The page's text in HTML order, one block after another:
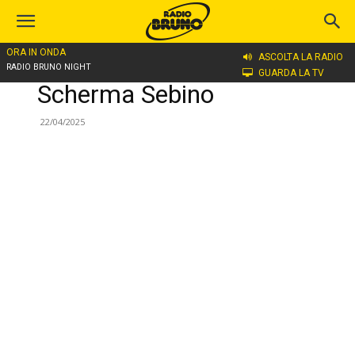
ORA IN ONDA
RADIO BRUNO NIGHT
ASCOLTA LA RADIO
GUARDA LA TV
Home
Scherma Sebino
22/04/2025